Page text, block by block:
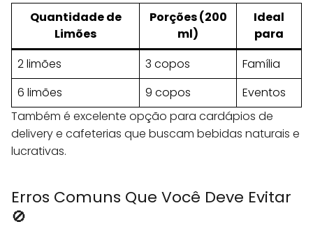
Quantidade de
Limões
Porções (200
ml)
Ideal
para
2 limões
3 copos
Família
6 limões
9 copos
Eventos
Também é excelente opção para cardápios de
delivery e cafeterias que buscam bebidas naturais e
lucrativas.
Erros Comuns Que Você Deve Evitar
🚫